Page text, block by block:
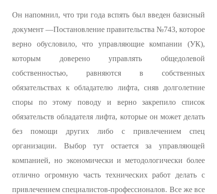
Он напомнил, что три года вспять был введен базисный
документ —Постановление правительства №743, которое
верно обусловило, что управляющие компании (УК),
которым доверено управлять общедолевой
собственностью, равняются в собственных
обязательствах к обладателю лифта, сняв долголетние
споры по этому поводу и верно закрепило список
обязательств обладателя лифта, которые он может делать
без помощи других либо с привлечением спец
организации. Выбор тут остается за управляющей
компанией, но экономически и методологически более
отлично огромную часть технических работ делать с
привлечением специалистов-профессионалов. Все же все